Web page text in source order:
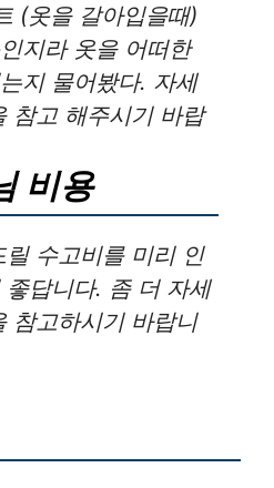
(옷을 갈아입을때)
지라 옷을 어떠한
지 물어봤다. 자세
참고 해주시기 바랍
비용
릴 수고비를 미리 인
좋답니다. 좀 더 자세
참고하시기 바랍니